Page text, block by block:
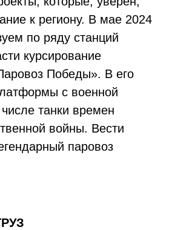
к региону. В мае 2024
по ряду станций
курсирование
Победы». В его
с военной
танки времен
войны. Вести
паровоз